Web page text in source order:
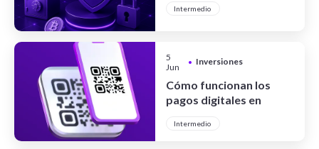
III Full System
Intermedio
5
Jun
• Inversiones
Cómo funcionan los
pagos digitales en
Intermedio